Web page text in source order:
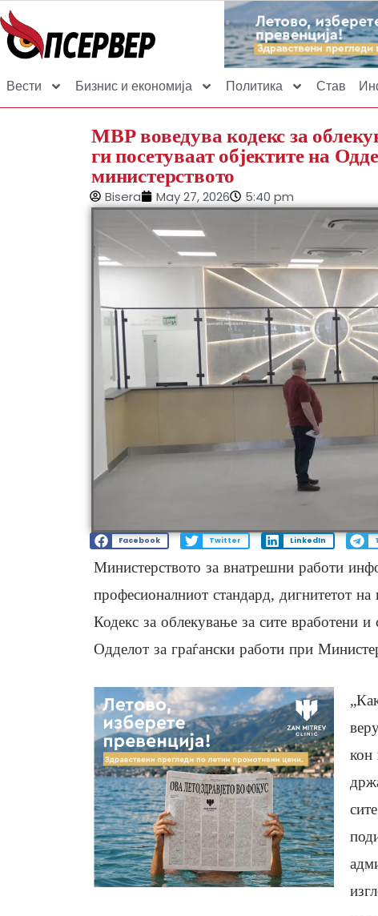
Вести Бизнис и економија Политика Став
МВР воведува кодекс за
ги посетуваат објектите на
министерството
Bisera May 27, 2026 5:40 pm
Facebook Twitter LinkedIn
Министерството за внатрешни работи
професионалниот стандард, дигнитетот на
Кодекс за облекување за сите вработени
Одделот за граѓански работи при
кон